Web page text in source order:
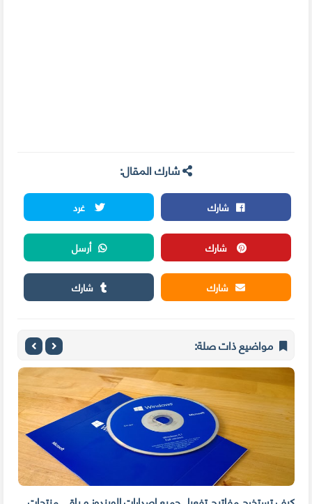
شارك المقال:
شارك
غرد
شارك
أرسل
شارك
شارك
مواضيع ذات صلة: